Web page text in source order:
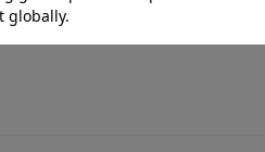
太陽光の熱エネルギーと遠赤外線の
ィングで強力な撥水性を発揮するこ